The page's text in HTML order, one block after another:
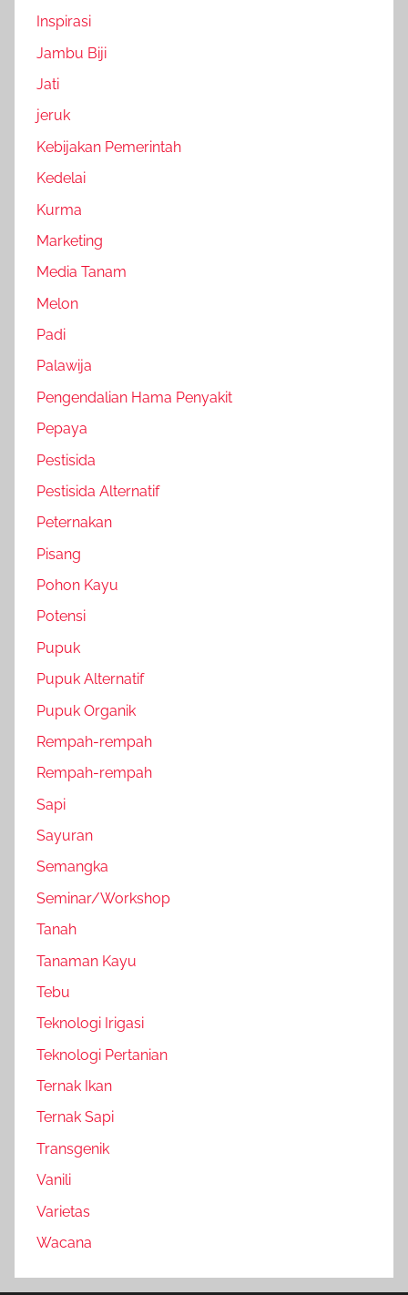
Inspirasi
Jambu Biji
Jati
jeruk
Kebijakan Pemerintah
Kedelai
Kurma
Marketing
Media Tanam
Melon
Padi
Palawija
Pengendalian Hama Penyakit
Pepaya
Pestisida
Pestisida Alternatif
Peternakan
Pisang
Pohon Kayu
Potensi
Pupuk
Pupuk Alternatif
Pupuk Organik
Rempah-rempah
Rempah-rempah
Sapi
Sayuran
Semangka
Seminar/Workshop
Tanah
Tanaman Kayu
Tebu
Teknologi Irigasi
Teknologi Pertanian
Ternak Ikan
Ternak Sapi
Transgenik
Vanili
Varietas
Wacana